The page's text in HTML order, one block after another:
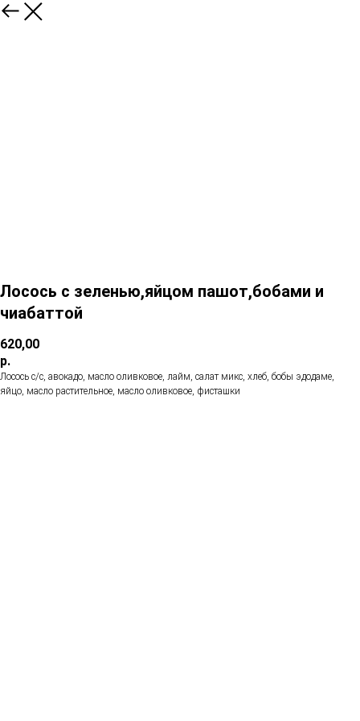
Лосось с зеленью,яйцом пашот,бобами и
чиабаттой
620,00
р.
Лосось с/с, авокадо, масло оливковое, лайм, салат микс, хлеб, бобы эдодаме,
яйцо, масло растительное, масло оливковое, фисташки